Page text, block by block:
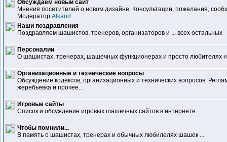
Обсуждаем новый сайт
Мнения посетителей о новом дизайне. Консультации, пожелания,
Модератор Alkand
Наши поздравления
Поздравляем шашистов, тренеров, организаторов и ... всех остальных
Персоналии
О шашистах, тренерах, шашечных функционерах и просто любителях
Организационные и технические вопросы
Обсуждение кодексов, организационных и технических вопросов.
жеребьевка и прочее...
Игровые сайты
Список и обсуждение игровых шашечных сайтов в интернете.
Чтобы помнили...
В память о шашистах, тренерах и обычных любилелях шашек ...